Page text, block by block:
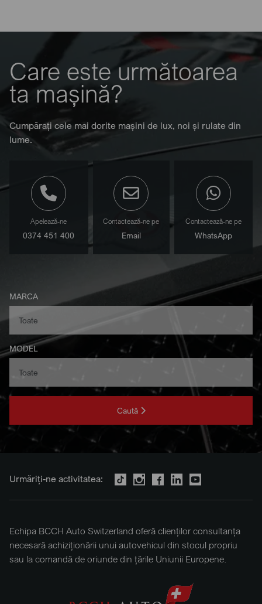
Care este următoarea
ta mașină?
Cumpărați cele mai dorite mașini de lux, noi și rulate din
lume.
Apelează-ne
0374 451 400
Contactează-ne pe
Email
Contactează-ne pe
WhatsApp
MARCA
MODEL
Caută
Urmăriți-ne activitatea:
Echipa BCCH Auto Switzerland oferă clienților consultanța
necesară achiziționării unui autovehicul din stocul propriu
sau la comandă de oriunde din țările Uniunii Europene.